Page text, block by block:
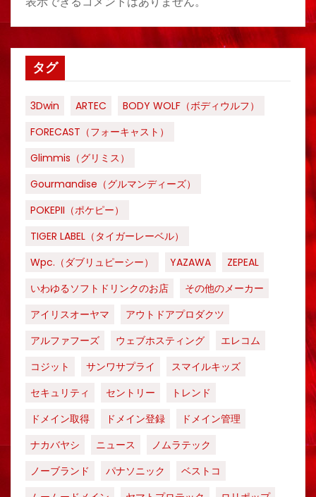
タグ
3Dwin ARTEC
BODY WOLF（ボディウルフ）
FORECAST（フォーキャスト）
Glimmis（グリミス）
Gourmandise（グルマンディーズ）
POKEPII（ポケピー）
TIGER LABEL（タイガーレーベル）
Wpc.（ダブリュピーシー）
YAZAWA
ZEPEAL
いわゆるソフトドリンクのお店
その他のメーカー
アイリスオーヤマ
アウトドアプロダクツ
アルファフーズ
ウェブホスティング
エレコム
コジット
サンワサプライ
スマイルキッズ
セキュリティ
セントリー
トレンド
ドメイン取得
ドメイン登録
ドメイン管理
ナカバヤシ
ニュース
ノムラテック
ノーブランド
パナソニック
ベストコ